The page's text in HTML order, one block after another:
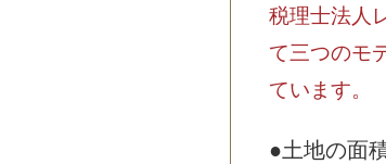
税理士法人
て三つのモ
ています。
●土地の面